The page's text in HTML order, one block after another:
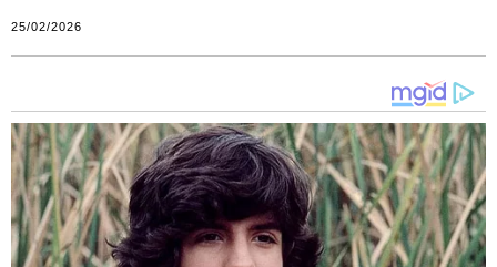
25/02/2026